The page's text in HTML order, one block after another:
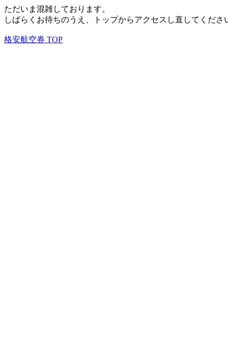
ただいま混雑しております。
しばらくお待ちのうえ、トップからアクセスし直してくださ
格安航空券 TOP